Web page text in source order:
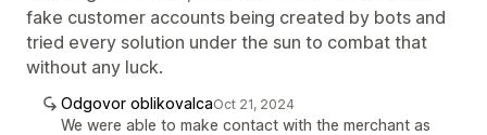
fake customer accounts being created by bots and
tried every solution under the sun to combat that
without any luck.
Odgovor oblikovalcaOct 21, 2024
We were able to make contact with the merchant as